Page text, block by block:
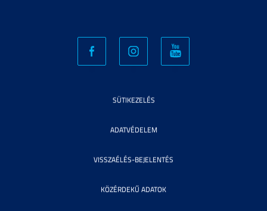
SÜTIKEZELÉS
ADATVÉDELEM
VISSZAÉLÉS-BEJELENTÉS
KÖZÉRDEKŰ ADATOK